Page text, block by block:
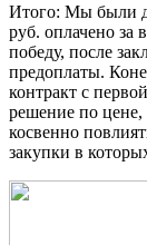
Итого: Мы были
руб. оплачено за
победу, после
предоплаты.
контракт с
решение по цене,
косвенно
закупки в